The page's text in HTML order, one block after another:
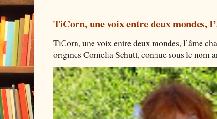
TiCorn, une voix entre deux mondes,
TiCorn, une voix entre deux mondes, l’âme
origines Cornelia Schütt, connue sous le nom